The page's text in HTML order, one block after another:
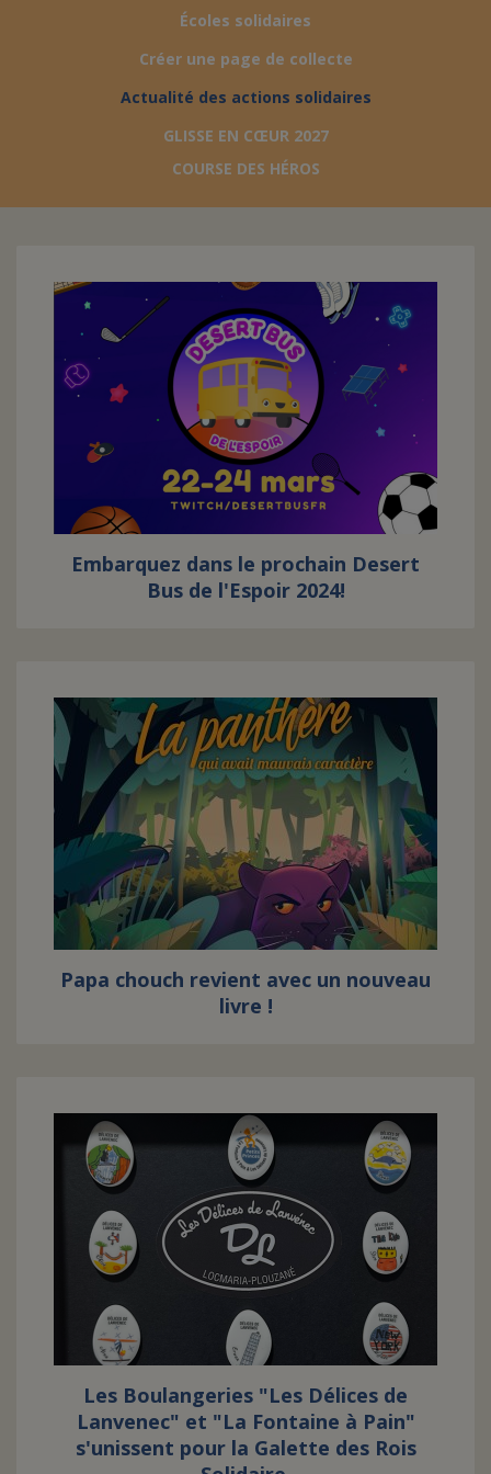
FAIRE UN DON
ESPACE PRESSE
BÉNÉVOLE
UN PETIT PRINCE
Écoles solidaires
Créer une page de collecte
Actualité des actions solidaires
GLISSE EN CŒUR 2027
COURSE DES HÉROS
Embarquez dans le prochain Desert
Bus de l'Espoir 2024!
Papa chouch revient avec un nouveau
livre !
Les Boulangeries "Les Délices de
Lanvenec" et "La Fontaine à Pain"
s'unissent pour la Galette des Rois